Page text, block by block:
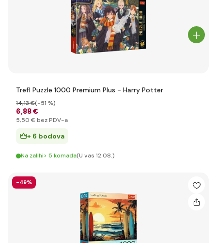
Trefl Puzzle 1000 Premium Plus - Harry Potter
6,88 €
14,13 €(-51 %)
5,50 € bez PDV-a
+ 6 bodova
Na zalihi> 5 komada(U vas 12.08.)
-49%